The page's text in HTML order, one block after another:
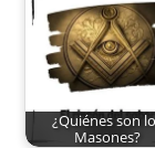
¿Quiénes son
Masones?